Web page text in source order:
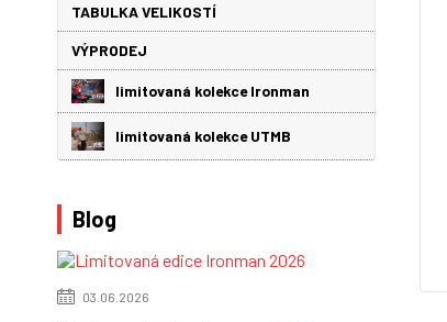
TABULKA VELIKOSTÍ
VÝPRODEJ
limitovaná kolekce Ironman
limitovaná kolekce UTMB
Blog
03.06.2026